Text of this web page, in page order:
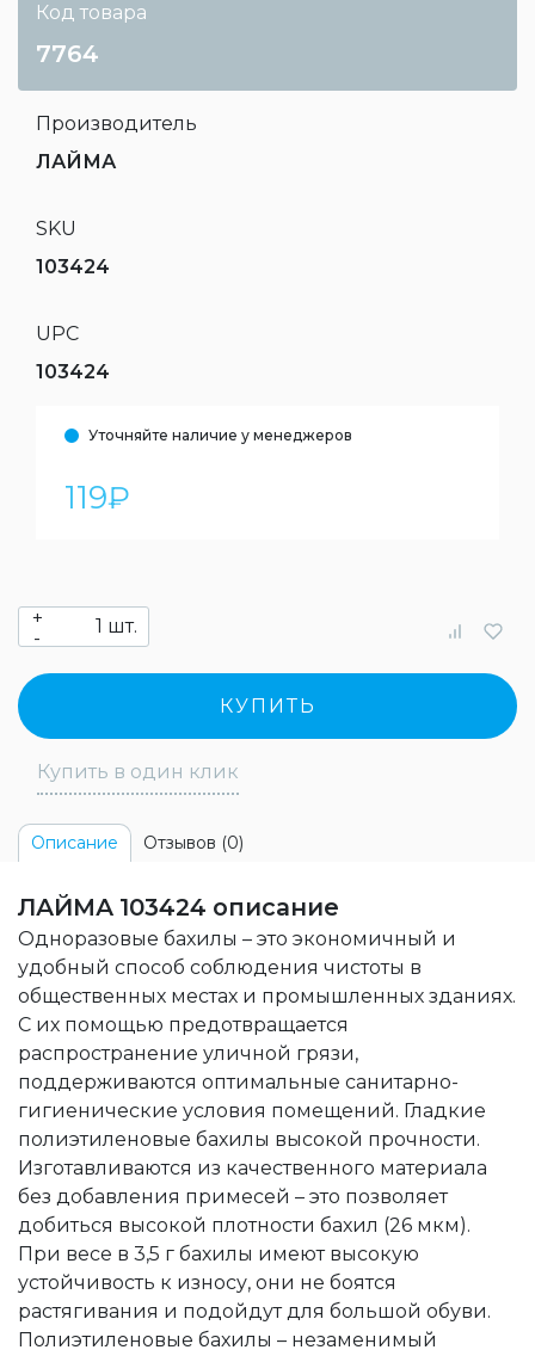
Код товара
7764
Производитель
ЛАЙМА
SKU
103424
UPC
103424
Уточняйте наличие у менеджеров
119₽
+
-
шт.
КУПИТЬ
Купить в один клик
Описание Отзывов (0)
ЛАЙМА 103424 описание
Одноразовые бахилы – это экономичный и
удобный способ соблюдения чистоты в
общественных местах и промышленных зданиях.
С их помощью предотвращается
распространение уличной грязи,
поддерживаются оптимальные санитарно-
гигиенические условия помещений. Гладкие
полиэтиленовые бахилы высокой прочности.
Изготавливаются из качественного материала
без добавления примесей – это позволяет
добиться высокой плотности бахил (26 мкм).
При весе в 3,5 г бахилы имеют высокую
устойчивость к износу, они не боятся
растягивания и подойдут для большой обуви.
Полиэтиленовые бахилы – незаменимый